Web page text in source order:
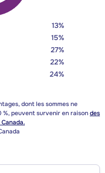
13%
15%
27%
22%
24%
dont les sommes ne
peuvent survenir en raisondes